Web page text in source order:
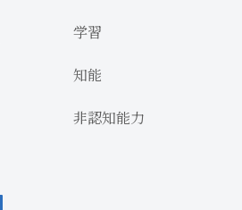
学習
知能
非認知能力